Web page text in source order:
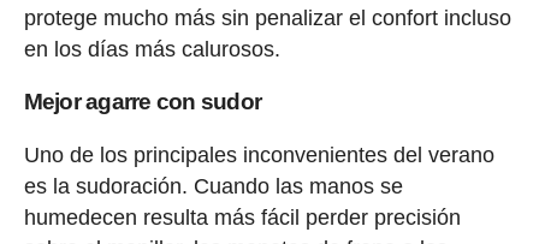
protege mucho más sin penalizar el confort incluso
en los días más calurosos.
Mejor agarre con sudor
Uno de los principales inconvenientes del verano
es la sudoración. Cuando las manos se
humedecen resulta más fácil perder precisión